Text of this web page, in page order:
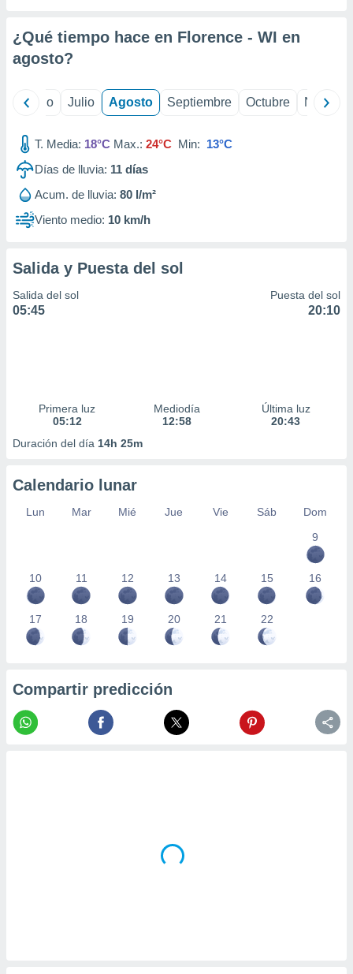
e
mediante
publicidad
publicidad
de
1199
¿Qué tiempo hace en Florence - WI en
agosto?
Junio Julio Agosto Septiembre Octubre
T. Media: 18°C Max.: 24°C Min: 13°C
Días de lluvia: 11 días
Acum. de lluvia: 80 l/m²
Viento medio: 10 km/h
Salida y Puesta del sol
Salida del sol
05:45
Puesta del sol
20:10
Primera luz
05:12
Mediodía
12:58
Última luz
20:43
Duración del día 14h 25m
Calendario lunar
Lun Mar Mié Jue Vie Sáb
Dom
9
10 11 12 13 14 15 16
17 18 19 20 21 22
Compartir predicción